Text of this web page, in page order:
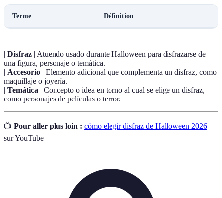
Terme Définition
| Disfraz | Atuendo usado durante Halloween para disfrazarse de
una figura, personaje o temática.
| Accesorio | Elemento adicional que complementa un disfraz, como
maquillaje o joyería.
| Temática | Concepto o idea en torno al cual se elige un disfraz,
como personajes de películas o terror.
📺 Pour aller plus loin : cómo elegir disfraz de Halloween 2026
sur YouTube